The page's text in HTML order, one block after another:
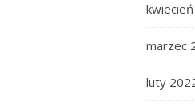
marzec
luty